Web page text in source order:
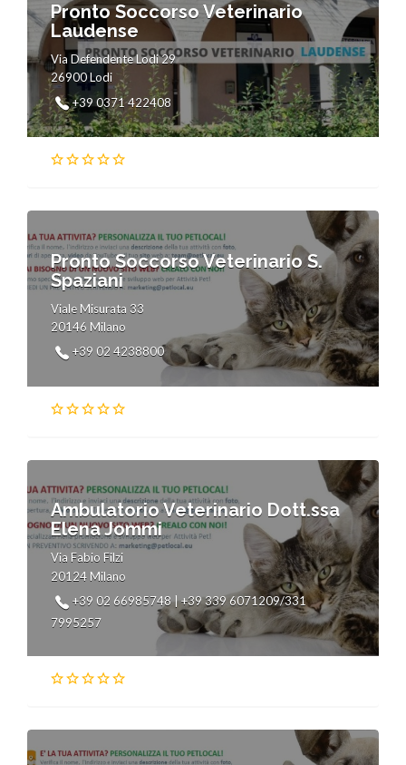
Pronto Soccorso Veterinario
Laudense
Via Defendente Lodi 29
26900 Lodi
+39 0371 422408
Pronto Soccorso Veterinario S.
Spaziani
Viale Misurata 33
20146 Milano
+39 02 4238800
Ambulatorio Veterinario Dott.ssa
Elena Jommi
Via Fabio Filzi
20124 Milano
+39 02 66985748 | +39 339 6071209/331
7995257